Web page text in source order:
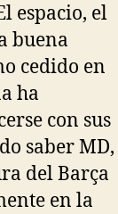
espacio, el
buena
cedido en
ha
con sus
saber MD,
del Barça
en la